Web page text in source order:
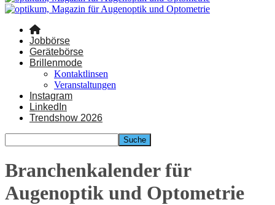
Jobbörse
Gerätebörse
Brillenmode
Kontaktlinsen
Veranstaltungen
Instagram
LinkedIn
Trendshow 2026
Branchenkalender für
Augenoptik und Optometrie